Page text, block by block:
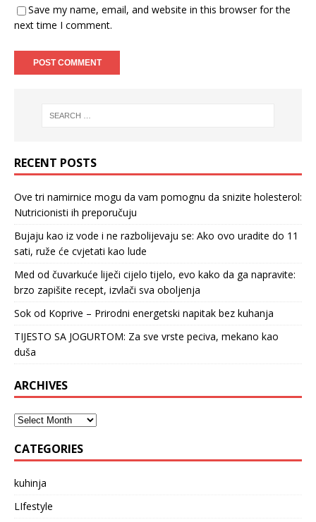
Save my name, email, and website in this browser for the
next time I comment.
RECENT POSTS
Ove tri namirnice mogu da vam pomognu da snizite holesterol:
Nutricionisti ih preporučuju
Bujaju kao iz vode i ne razbolijevaju se: Ako ovo uradite do 11
sati, ruže će cvjetati kao lude
Med od čuvarkuće liječi cijelo tijelo, evo kako da ga napravite:
brzo zapišite recept, izvlači sva oboljenja
Sok od Koprive – Prirodni energetski napitak bez kuhanja
TIJESTO SA JOGURTOM: Za sve vrste peciva, mekano kao
duša
ARCHIVES
CATEGORIES
kuhinja
LIfestyle